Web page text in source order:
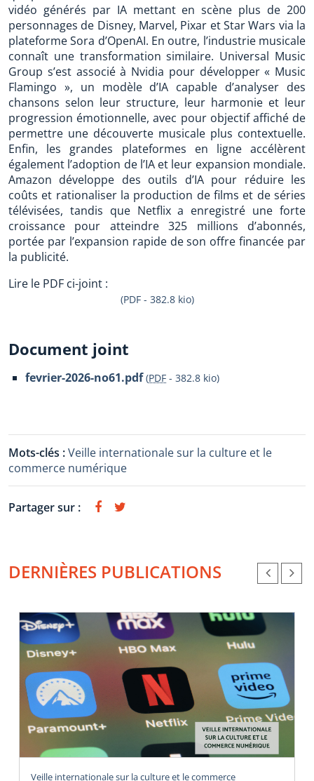
vidéo générés par IA mettant en scène plus de 200
personnages de Disney, Marvel, Pixar et Star Wars via la
plateforme Sora d’OpenAI. En outre, l’industrie musicale
connaît une transformation similaire. Universal Music
Group s’est associé à Nvidia pour développer « Music
Flamingo », un modèle d’IA capable d’analyser des
chansons selon leur structure, leur harmonie et leur
progression émotionnelle, avec pour objectif affiché de
permettre une découverte musicale plus contextuelle.
Enfin, les grandes plateformes en ligne accélèrent
également l’adoption de l’IA et leur expansion mondiale.
Amazon développe des outils d’IA pour réduire les
coûts et rationaliser la production de films et de séries
télévisées, tandis que Netflix a enregistré une forte
croissance pour atteindre 325 millions d’abonnés,
portée par l’expansion rapide de son offre financée par
la publicité.
Lire le PDF ci-joint :
(PDF - 382.8 kio)
Document joint
fevrier-2026-no61.pdf (PDF - 382.8 kio)
Mots-clés :Veille internationale sur la culture et le
commerce numérique
Partager sur :
DERNIÈRES PUBLICATIONS
Veille internationale sur la culture et le commerce